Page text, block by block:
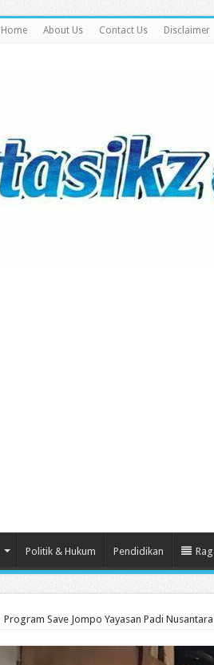
Home About Us Contact Us Disclaimer
Politik & Hukum Pendidikan
Program Save Jompo Yayasan Padi